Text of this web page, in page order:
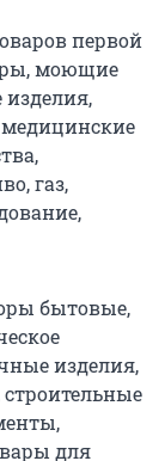
первой
моющие
изделия,
газ,
бытовые,
изделия,
строительные
для